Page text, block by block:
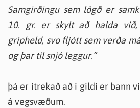
Samgirðingu sem lögð er
10. gr. er skylt að halda
gripheld, svo fljótt sem verða
og þar til snjó leggur.”
þá er ítrekað að í gildi er bann
á vegsvæðum.